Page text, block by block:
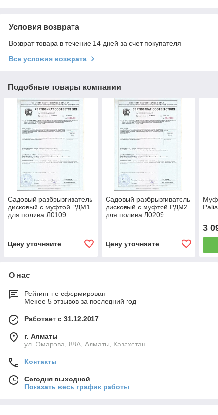
Условия возврата
Возврат товара в течение 14 дней за счет покупателя
Все условия возврата
Подобные товары компании
Садовый разбрызгиватель
дисковый с муфтой РДМ1
для полива Л0109
Цену уточняйте
Садовый разбрызгиватель
дисковый с муфтой РДМ2
для полива Л0209
Цену уточняйте
3
О нас
Рейтинг не сформирован
Менее 5 отзывов за последний год
Работает с 31.12.2017
г. Алматы
ул. Омарова, 88А, Алматы, Казахстан
Контакты
Сегодня выходной
Показать весь график работы